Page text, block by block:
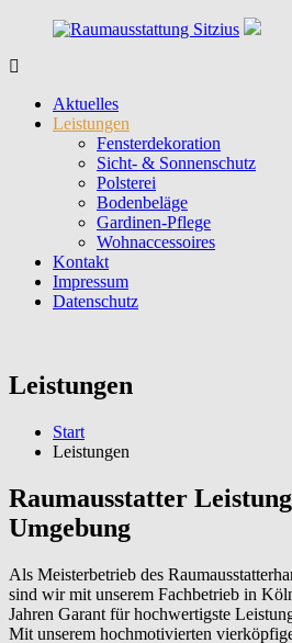
springen
Sitzius
Köln
Umgebung
Aktuelles
Leistungen
Fensterdekoration
Sicht- & Sonnenschutz
Polsterei
Bodenbeläge
Gardinen-Pflege
Wohnaccessoires
Kontakt
Impressum
Datenschutz
Leistungen
Start
Leistungen
Raumausstatter
Umgebung
Als Meisterbetrieb des
sind wir mit unserem Fachbetrieb in
Jahren Garant für hochwertigste
Mit unserem hochmotivierten